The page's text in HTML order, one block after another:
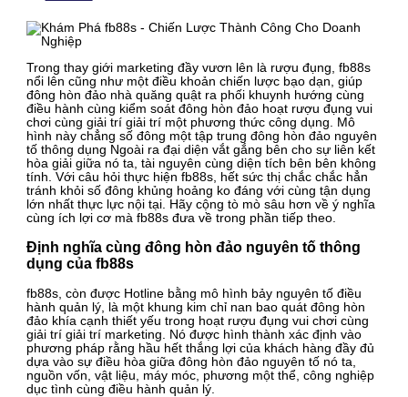
Trong thay giới marketing đầy vươn lên là rượu đụng, fb88s
nổi lên cũng như một điều khoản chiến lược bạo dạn, giúp
đông hòn đảo nhà quăng quật ra phối khuynh hướng cùng
điều hành cùng kiểm soát đông hòn đảo hoạt rượu đụng vui
chơi cùng giải trí giải trí một phương thức công dụng. Mô
hình này chẳng số đông một tập trung đông hòn đảo nguyên
tố thông dụng Ngoài ra đại diện vắt gắng bên cho sự liên kết
hòa giải giữa nó ta, tài nguyên cùng diện tích bên bên không
tính. Với câu hỏi thực hiện fb88s, hết sức thị chắc chắc hẳn
tránh khỏi số đông khủng hoảng ko đáng với cùng tận dụng
lớn nhất thực lực nội tại. Hãy cộng tò mò sâu hơn về ý nghĩa
cùng ích lợi cơ mà fb88s đưa về trong phần tiếp theo.
Định nghĩa cùng đông hòn đảo nguyên tố thông
dụng của fb88s
fb88s, còn được Hotline bằng mô hình bảy nguyên tố điều
hành quản lý, là một khung kim chỉ nan bao quát đông hòn
đảo khía cạnh thiết yếu trong hoạt rượu đụng vui chơi cùng
giải trí giải trí marketing. Nó được hình thành xác định vào
phương pháp rằng hầu hết thắng lợi của khách hàng đầy đủ
dựa vào sự điều hòa giữa đông hòn đảo nguyên tố nó ta,
nguồn vốn, vật liệu, máy móc, phương một thể, công nghiệp
dục tình cùng điều hành quản lý.